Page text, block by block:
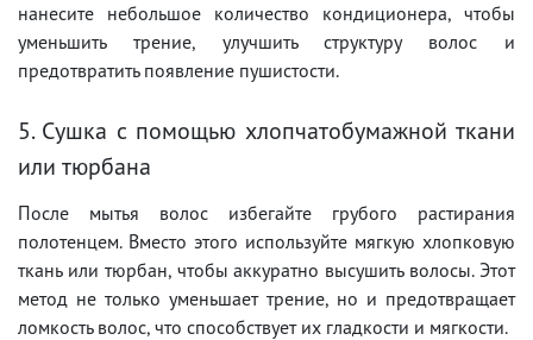
нанесите небольшое количество кондиционера, чтобы
уменьшить трение, улучшить структуру волос и
предотвратить появление пушистости.
5. Сушка с помощью хлопчатобумажной ткани
или тюрбана
После мытья волос избегайте грубого растирания
полотенцем. Вместо этого используйте мягкую хлопковую
ткань или тюрбан, чтобы аккуратно высушить волосы. Этот
метод не только уменьшает трение, но и предотвращает
ломкость волос, что способствует их гладкости и мягкости.